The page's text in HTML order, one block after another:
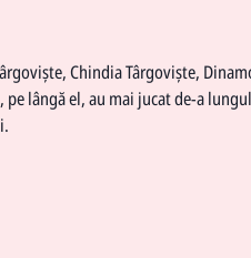
Chindia Târgoviște,
pe lângă el, au mai jucat de-a